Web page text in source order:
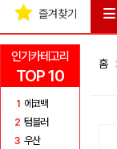
인기카테고리
TOP 10
1 에코백
2 텀블러
3 우산
즐겨찾기
홈